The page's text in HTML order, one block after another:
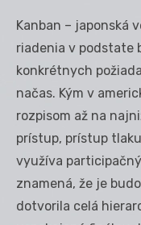
Kanban – japonská
riadenia v podstate
konkrétnych
načas. Kým v
rozpisom až na
prístup, prístup
využíva
znamená, že je
dotvorila celá